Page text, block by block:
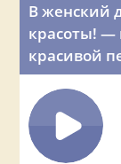
В женский
красоты! —
красивой